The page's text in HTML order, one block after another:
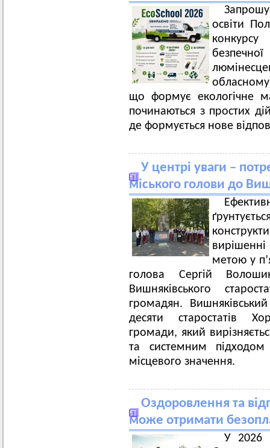
освіти
що формує екологічне
починаються з простих
де формується нове
У центрі уваги –
міського голови до
метою у
голова Сергій
Вишняківського
громадян.
десяти старостатів
громади, який
та системним
місцевого значення.
Оздоровлення та
може отримати
У 2026